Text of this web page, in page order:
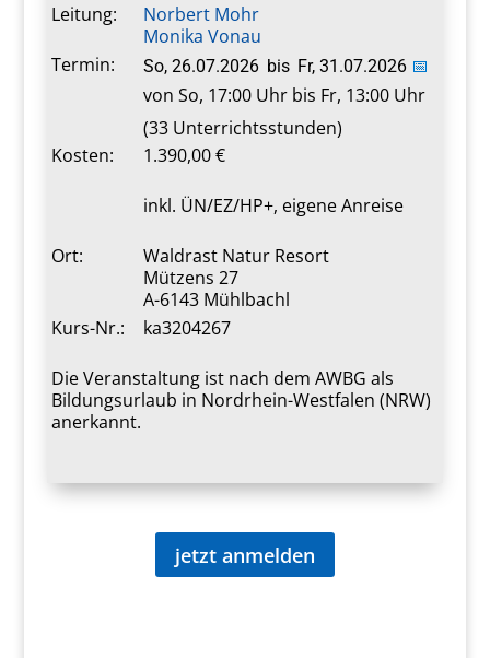
Leitung:
Norbert Mohr
Monika Vonau
Termin:
So, 26.07.2026 bis Fr, 31.07.2026 📅
von So, 17:00 Uhr bis Fr, 13:00 Uhr
(33 Unterrichtsstunden)
Kosten:
1.390,00 €
inkl. ÜN/EZ/HP+, eigene Anreise
Ort:
Waldrast Natur Resort
Mützens 27
A-6143 Mühlbachl
Kurs-Nr.:
ka3204267
Die Veranstaltung ist nach dem AWBG als
Bildungsurlaub in Nordrhein-Westfalen (NRW)
anerkannt.
jetzt anmelden